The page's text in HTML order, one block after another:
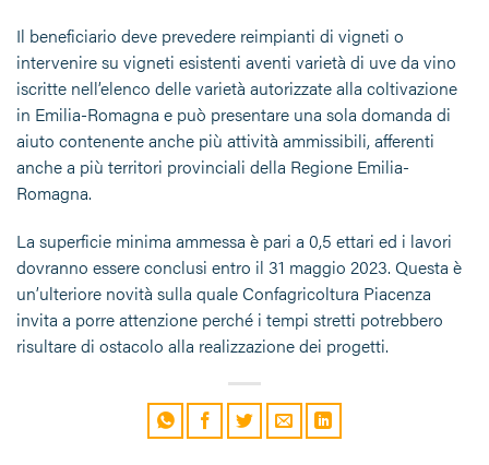
Il beneficiario deve prevedere reimpianti di vigneti o
intervenire su vigneti esistenti aventi varietà di uve da vino
iscritte nell’elenco delle varietà autorizzate alla coltivazione
in Emilia-Romagna e può presentare una sola domanda di
aiuto contenente anche più attività ammissibili, afferenti
anche a più territori provinciali della Regione Emilia-
Romagna.
La superficie minima ammessa è pari a 0,5 ettari ed i lavori
dovranno essere conclusi entro il 31 maggio 2023. Questa è
un’ulteriore novità sulla quale Confagricoltura Piacenza
invita a porre attenzione perché i tempi stretti potrebbero
risultare di ostacolo alla realizzazione dei progetti.